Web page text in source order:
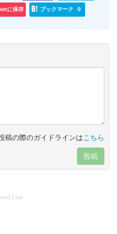
に保存 ブックマーク 0
稿の際のガイドラインはこちら
投稿
Link